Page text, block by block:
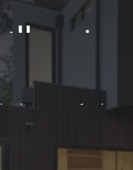
مفهوم
نعمل معكم ومع مجتمعنا من